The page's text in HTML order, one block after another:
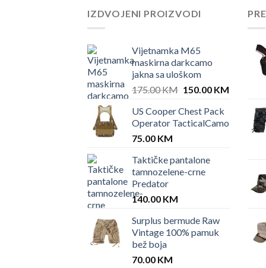
IZDVOJENI PROIZVODI
Vijetnamka M65
maskirna darkcamo
jakna sa uloškom
175.00KM Original
was:
175.00 KM.
150.00 KMCurrent
150.00
US Cooper Chest Pack
Operator TacticalCamo
75.00 KM
Taktičke pantalone
tamnozelene-crne
Predator
140.00 KM
Surplus bermude Raw
Vintage 100% pamuk
bež boja
70.00 KM